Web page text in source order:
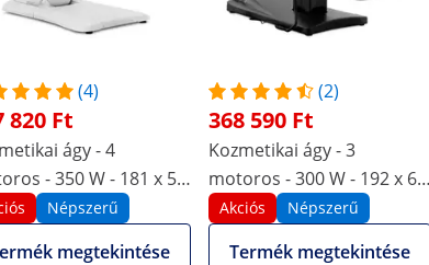
(4)
820 Ft
ágy - 4
- 350 W - 181 x 57
- 91 cm - 150 kg -
Népszerű
megtekintése
(2)
368 590 Ft
Kozmetikai ágy - 3
motoros - 300 W - 192 x 60
x 70 - 90,5 cm - 150 kg -
Fekete
Akciós Népszerű
Termék megtekintése